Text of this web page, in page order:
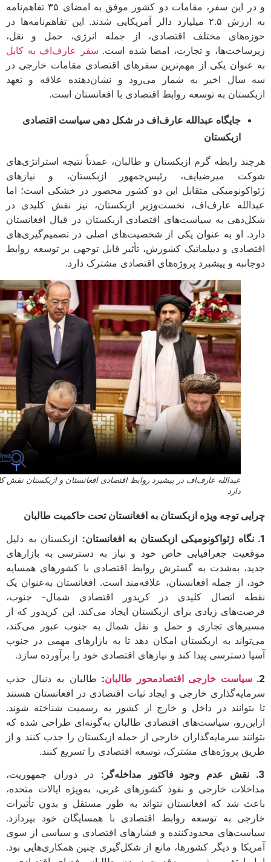
و در این سفر، مقامات دو کشور موفق به امضای ۳۵ تفاهم‌نامه
به ارزش ۲.۵ میلیارد دالر آمریکایی شدند. این تفاهم‌نامه‌ها در
مختلف اقتصادی، از جمله انرژی، حمل و نقل،
و تجارت، امضا شده است.سفر عارف‌اف به کابل
یکی از مهم‌ترین سفرهای اقتصادی مقامات خارجی در
اخیر به شمار می‌رود و نشان‌دهنده علاقه و تعهد
به توسعه روابط اقتصادی با افغانستان است.
جایگاه عبدالله عارف‌اف در شکل دهی سیاست اقتصادی
ازبکستان
رابطه گرم ازبکستان و طالبان، عمدتاً نتیجه استراتژی‌های
میرضیایف، رئیس‌جمهور ازبکستان، و نیازهای
متقابل این دو کشور محصور در خشکی است؛ اما
عارف‌اف، نخست‌وزیر ازبکستان، نیز نقش کلیدی در
به سیاست‌های اقتصادی ازبکستان در قبال افغانستان
او به عنوان یکی از شخصیت‌های اصلی در تصمیم‌گیری‌های
و دیپلماتیک کشورش، تأثیر قابل توجهی بر توسعه روابط
و پیشبرد پروژه‌های اقتصادی مشترک دارد.
عبدالله عارف‌اف در پیشبرد روابط اقتصادی افغانستان و ازبکستان نقش کلیدی
توجه ویژه ازبکستان به افغانستان تحت حاکمیت طالبان
ازبکستان به دلیل
جغرافیایی خاص خود و نیاز به دسترسی به بازارهای
به‌شدت به گسترش روابط اقتصادی با کشورهای همسایه
از جمله افغانستان، علاقه‌مند است. افغانستان به‌عنوان یک
اتصال کلیدی در کریدور اقتصادی شمال- جنوب،
زیادی برای ازبکستان ایجاد می‌کند. این کریدور که از
تجاری و حمل و نقل شمال به جنوب عبور می‌کند،
به ازبکستان امکان دهد تا به بازارهای مهمی در جنوب
دسترسی پیدا کند و نیازهای اقتصادی خود را برآورده سازد.
سیاست خارجی اقتصادمحور طالبان:طالبان به دنبال جذب
خارجی و ایجاد ثبات اقتصادی در افغانستان هستند
در داخل و خارج از کشور به رسمیت شناخته شوند.
سیاست‌های اقتصادی طالبان به‌گونه‌ای طراحی شده که
سرمایه‌گذاران خارجی از جمله ازبکستان را جذب کنند و از
پروژه‌های مشترک، توسعه اقتصادی را تسریع کنند.
در دوران جمهوریت،
خارجی و نفوذ کشورهای غربی، به‌ویژه ایالات متحده،
شد که افغانستان نتواند به طور مستقل و بدون تأثیرات
به توسعه روابط اقتصادی با همسایگان خود بپردازد.
محدودکننده و فشارهای اقتصادی و سیاسی از سوی
و دیگر کشورها، مانع از شکل‌گیری چنین همکاری‌هایی بود.